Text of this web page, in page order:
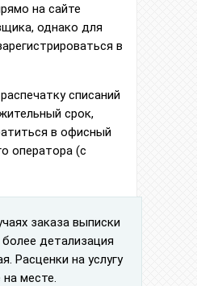
на сайте
однако для
в
списаний
срок,
в офисный
оператора (с
заказа выписки
более детализация
Расценки на услугу
месте.